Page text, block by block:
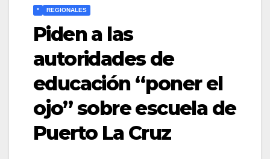
* REGIONALES
Piden a las
autoridades de
educación “poner el
ojo” sobre escuela de
Puerto La Cruz